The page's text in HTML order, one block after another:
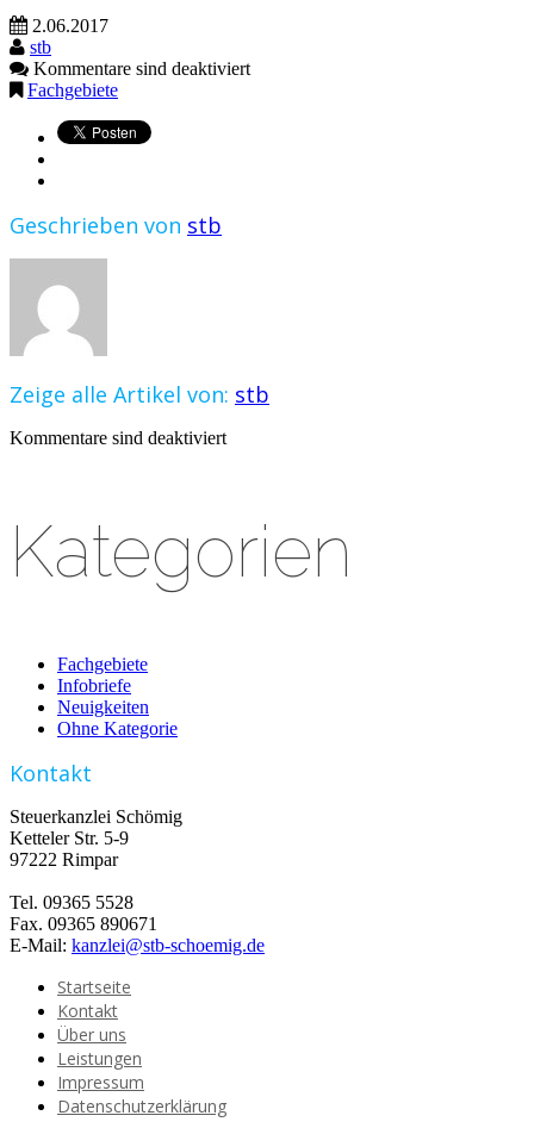
2.06.2017
stb
Kommentare sind deaktiviert
Fachgebiete
Geschrieben von stb
Zeige alle Artikel von: stb
Kommentare sind deaktiviert
Kategorien
Fachgebiete
Infobriefe
Neuigkeiten
Ohne Kategorie
Kontakt
Steuerkanzlei Schömig
Ketteler Str. 5-9
97222 Rimpar
Tel. 09365 5528
Fax. 09365 890671
E-Mail: kanzlei@stb-schoemig.de
Startseite
Kontakt
Über uns
Leistungen
Impressum
Datenschutzerklärung